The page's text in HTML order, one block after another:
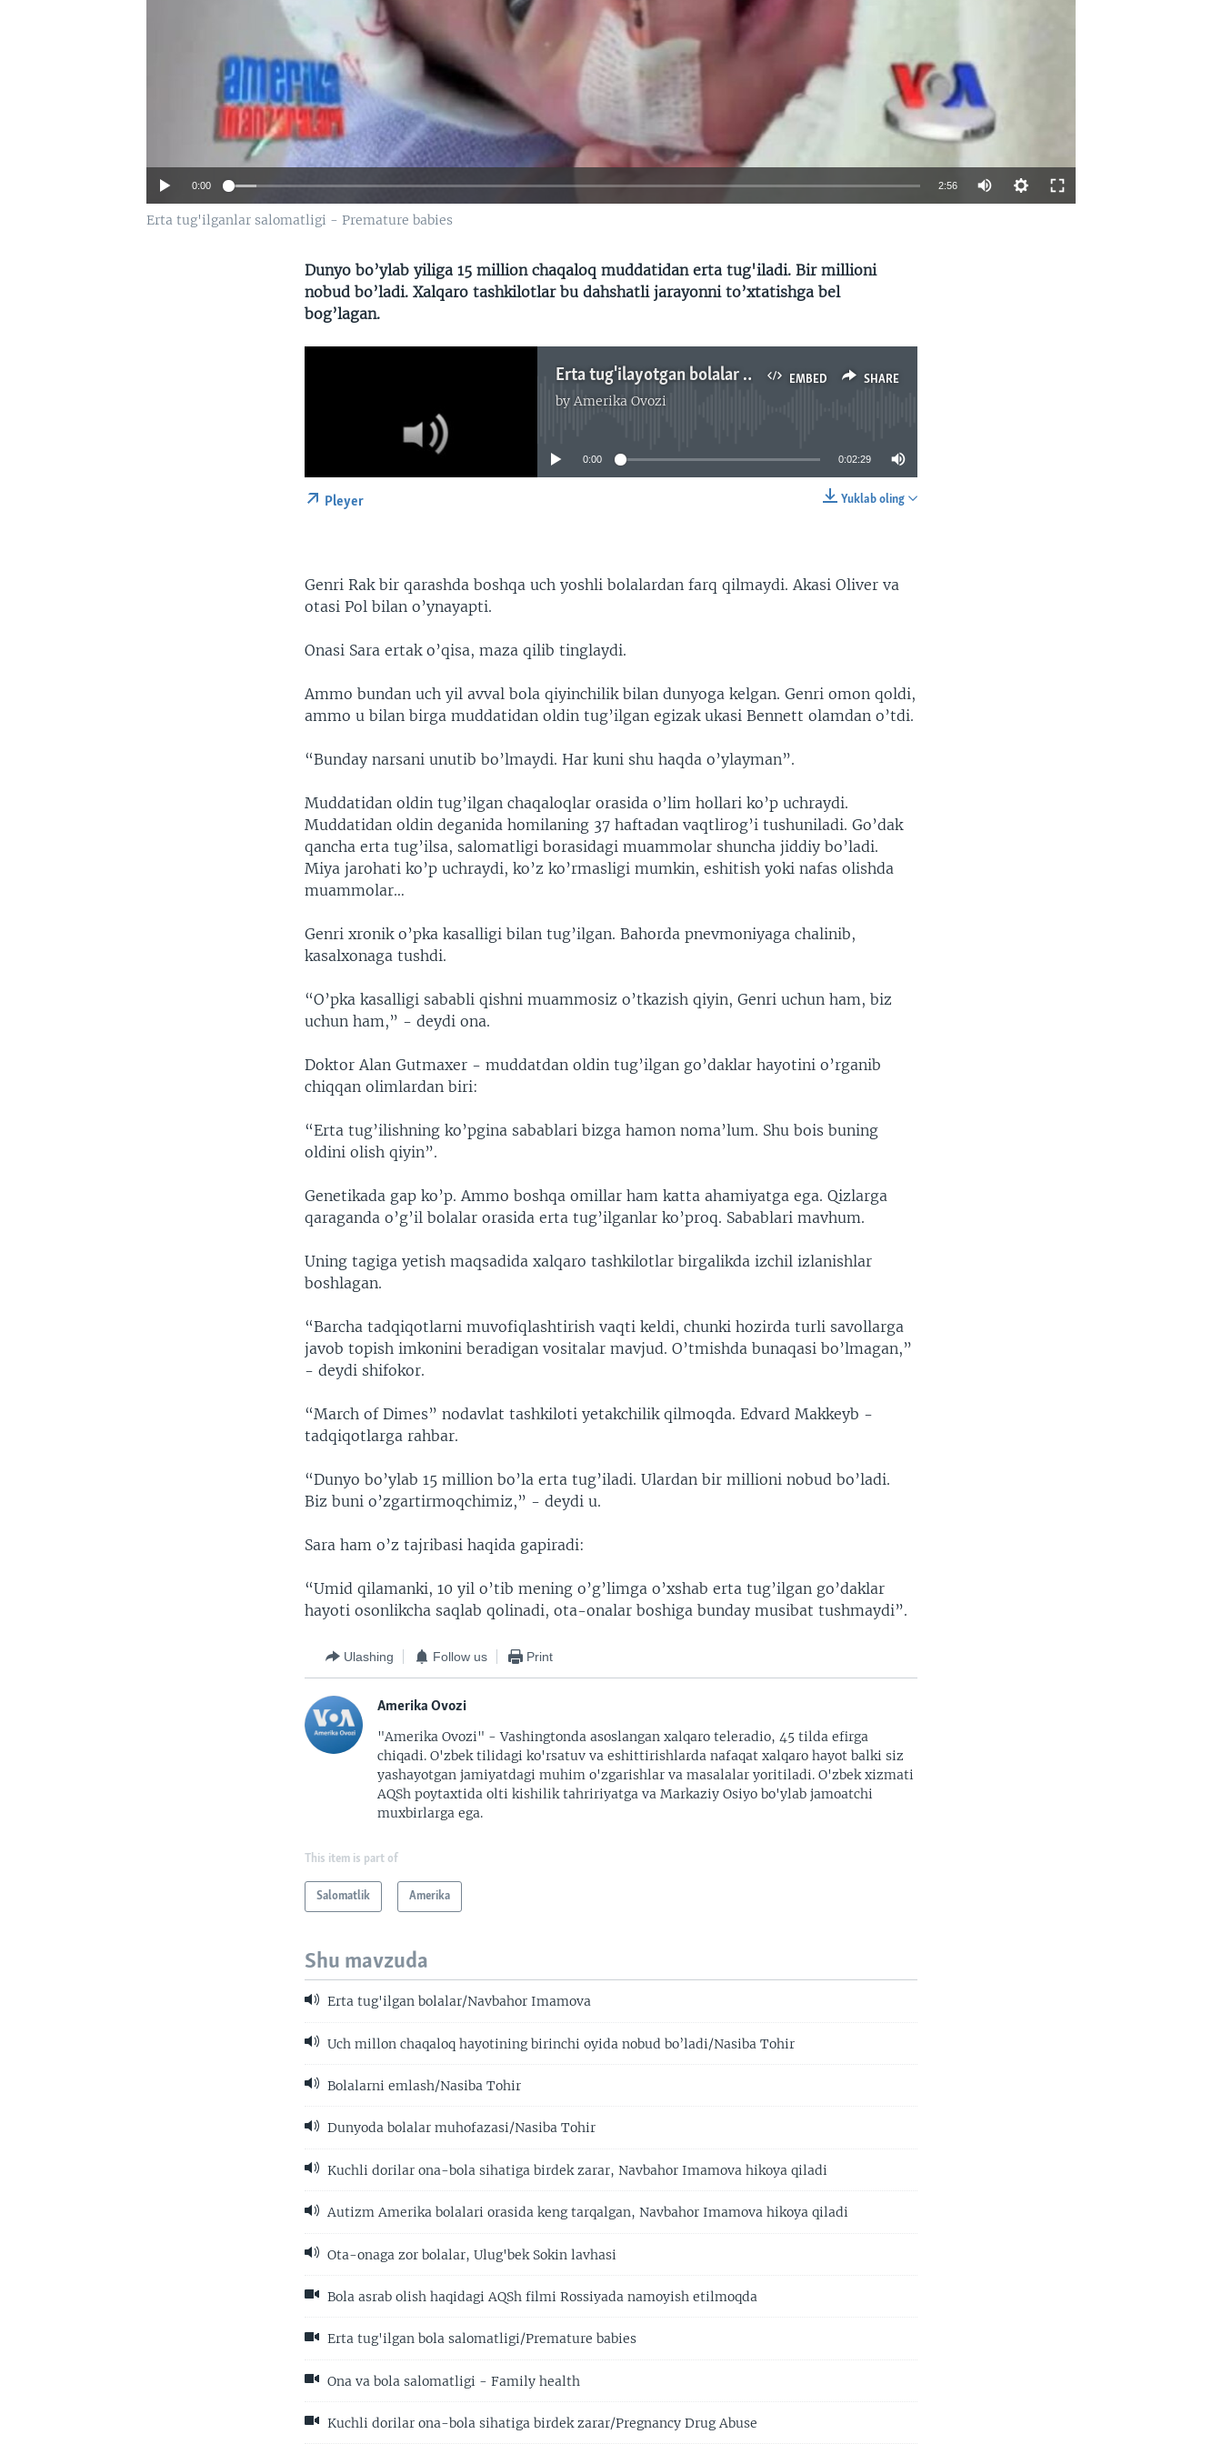
0:00 2:56
Erta tug'ilganlar salomatligi - Premature babies
Dunyo bo’ylab yiliga 15 million chaqaloq muddatidan erta tug'iladi. Bir millioni
nobud bo’ladi. Xalqaro tashkilotlar bu dahshatli jarayonni to’xtatishga bel
bog’lagan.
EMBED SHARE
Erta tug'ilayotgan bolalar salomatligi - Navbahor Imamova
byAmerika Ovozi
No media source currently available
0:00 0:02:29
Yuklab oling
Pleyer
Genri Rak bir qarashda boshqa uch yoshli bolalardan farq qilmaydi. Akasi Oliver va
otasi Pol bilan o’ynayapti.
Onasi Sara ertak o’qisa, maza qilib tinglaydi.
Ammo bundan uch yil avval bola qiyinchilik bilan dunyoga kelgan. Genri omon qoldi,
ammo u bilan birga muddatidan oldin tug’ilgan egizak ukasi Bennett olamdan o’tdi.
“Bunday narsani unutib bo’lmaydi. Har kuni shu haqda o’ylayman”.
Muddatidan oldin tug’ilgan chaqaloqlar orasida o’lim hollari ko’p uchraydi.
Muddatidan oldin deganida homilaning 37 haftadan vaqtlirog’i tushuniladi. Go’dak
qancha erta tug’ilsa, salomatligi borasidagi muammolar shuncha jiddiy bo’ladi.
Miya jarohati ko’p uchraydi, ko’z ko’rmasligi mumkin, eshitish yoki nafas olishda
muammolar…
Genri xronik o’pka kasalligi bilan tug’ilgan. Bahorda pnevmoniyaga chalinib,
kasalxonaga tushdi.
“O’pka kasalligi sababli qishni muammosiz o’tkazish qiyin, Genri uchun ham, biz
uchun ham,” - deydi ona.
Doktor Alan Gutmaxer - muddatdan oldin tug’ilgan go’daklar hayotini o’rganib
chiqqan olimlardan biri:
“Erta tug’ilishning ko’pgina sabablari bizga hamon noma’lum. Shu bois buning
oldini olish qiyin”.
Genetikada gap ko’p. Ammo boshqa omillar ham katta ahamiyatga ega. Qizlarga
qaraganda o’g’il bolalar orasida erta tug’ilganlar ko’proq. Sabablari mavhum.
Uning tagiga yetish maqsadida xalqaro tashkilotlar birgalikda izchil izlanishlar
boshlagan.
“Barcha tadqiqotlarni muvofiqlashtirish vaqti keldi, chunki hozirda turli savollarga
javob topish imkonini beradigan vositalar mavjud. O’tmishda bunaqasi bo’lmagan,”
- deydi shifokor.
“March of Dimes” nodavlat tashkiloti yetakchilik qilmoqda. Edvard Makkeyb -
tadqiqotlarga rahbar.
“Dunyo bo’ylab 15 million bo’la erta tug’iladi. Ulardan bir millioni nobud bo’ladi.
Biz buni o’zgartirmoqchimiz,” - deydi u.
Sara ham o’z tajribasi haqida gapiradi:
“Umid qilamanki, 10 yil o’tib mening o’g’limga o’xshab erta tug’ilgan go’daklar
hayoti osonlikcha saqlab qolinadi, ota-onalar boshiga bunday musibat tushmaydi”.
Ulashing Follow us Print
Amerika Ovozi
"Amerika Ovozi" - Vashingtonda asoslangan xalqaro teleradio, 45 tilda efirga
chiqadi. O'zbek tilidagi ko'rsatuv va eshittirishlarda nafaqat xalqaro hayot balki siz
yashayotgan jamiyatdagi muhim o'zgarishlar va masalalar yoritiladi. O'zbek xizmati
AQSh poytaxtida olti kishilik tahririyatga va Markaziy Osiyo bo'ylab jamoatchi
muxbirlarga ega.
This item is part of
Salomatlik Amerika
Shu mavzuda
Erta tug'ilgan bolalar/Navbahor Imamova
Uch millon chaqaloq hayotining birinchi oyida nobud bo’ladi/Nasiba Tohir
Bolalarni emlash/Nasiba Tohir
Dunyoda bolalar muhofazasi/Nasiba Tohir
Kuchli dorilar ona-bola sihatiga birdek zarar, Navbahor Imamova hikoya qiladi
Autizm Amerika bolalari orasida keng tarqalgan, Navbahor Imamova hikoya qiladi
Ota-onaga zor bolalar, Ulug'bek Sokin lavhasi
Bola asrab olish haqidagi AQSh filmi Rossiyada namoyish etilmoqda
Erta tug'ilgan bola salomatligi/Premature babies
Ona va bola salomatligi - Family health
Kuchli dorilar ona-bola sihatiga birdek zarar/Pregnancy Drug Abuse